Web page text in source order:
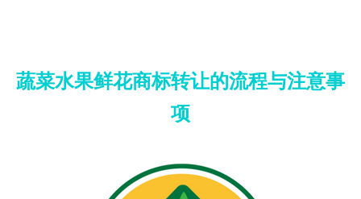
蔬菜水果鲜花商标转让的流程与注意事
项